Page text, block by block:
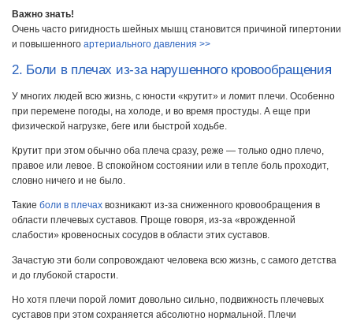
Важно знать!
Очень часто ригидность шейных мышц становится причиной гипертонии
и повышенного артериального давления >>
2. Боли в плечах из-за нарушенного кровообращения
У многих людей всю жизнь, с юности «крутит» и ломит плечи. Особенно
при перемене погоды, на холоде, и во время простуды. А еще при
физической нагрузке, беге или быстрой ходьбе.
Крутит при этом обычно оба плеча сразу, реже — только одно плечо,
правое или левое. В спокойном состоянии или в тепле боль проходит,
словно ничего и не было.
Такие боли в плечах возникают из-за сниженного кровообращения в
области плечевых суставов. Проще говоря, из-за «врожденной
слабости» кровеносных сосудов в области этих суставов.
Зачастую эти боли сопровождают человека всю жизнь, с самого детства
и до глубокой старости.
Но хотя плечи порой ломит довольно сильно, подвижность плечевых
суставов при этом сохраняется абсолютно нормальной. Плечи